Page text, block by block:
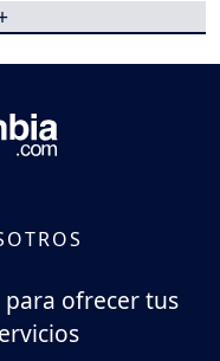
ofrecer tus